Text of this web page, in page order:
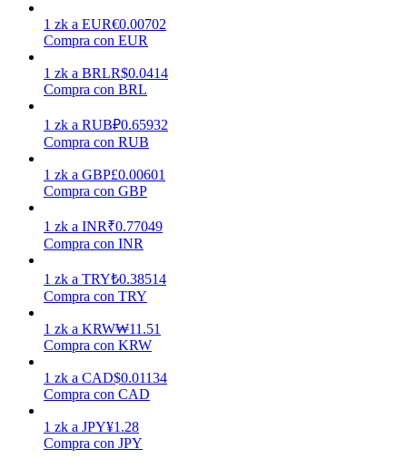
Power Piggy
Gana recompensas competitivas diariamente
Staking
Alta rentabilidad y acceso instantáneo
1 zk a EUR€0.00702
Compra con EUR
1 zk a BRLR$0.0414
Compra con BRL
1 zk a RUB₽0.65932
Compra con RUB
1 zk a GBP£0.00601
Compra con GBP
1 zk a INR₹0.77049
Compra con INR
1 zk a TRY₺0.38514
Compra con TRY
1 zk a KRW₩11.51
Compra con KRW
1 zk a CAD$0.01134
Compra con CAD
1 zk a JPY¥1.28
Compra con JPY